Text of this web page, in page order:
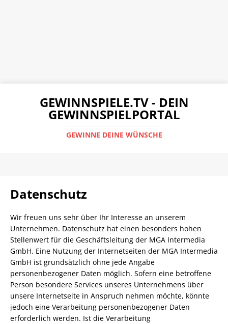
GEWINNSPIELE.TV - DEIN
GEWINNSPIELPORTAL
GEWINNE DEINE WÜNSCHE
Datenschutz
Wir freuen uns sehr über Ihr Interesse an unserem
Unternehmen. Datenschutz hat einen besonders hohen
Stellenwert für die Geschäftsleitung der MGA Intermedia
GmbH. Eine Nutzung der Internetseiten der MGA Intermedia
GmbH ist grundsätzlich ohne jede Angabe
personenbezogener Daten möglich. Sofern eine betroffene
Person besondere Services unseres Unternehmens über
unsere Internetseite in Anspruch nehmen möchte, könnte
jedoch eine Verarbeitung personenbezogener Daten
erforderlich werden. Ist die Verarbeitung